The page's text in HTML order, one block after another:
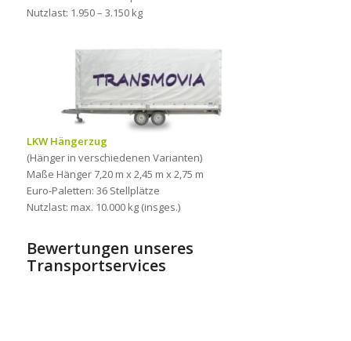
Nutzlast: 1.950 – 3.150 kg
LKW Hängerzug
(Hänger in verschiedenen Varianten)
Maße Hänger 7,20 m x 2,45 m x 2,75 m
Euro-Paletten: 36 Stellplätze
Nutzlast: max. 10.000 kg (insges.)
Bewertungen unseres
Transportservices